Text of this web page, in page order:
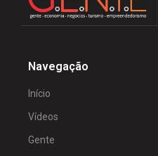
Navegação
Início
Vídeos
Gente